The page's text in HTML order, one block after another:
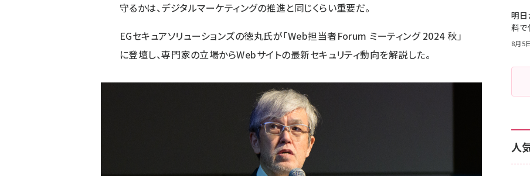
守るかは、デジタルマーケティングの推進と同じくらい重要だ。
EGセキュアソリューションズの徳丸氏が「Web担当者Forum ミーティング 2024 秋」
に登壇し、専門家の立場からWebサイトの最新セキュリティ動向を解説した。
明
料で
8月5
人